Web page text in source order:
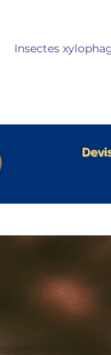
Insectes